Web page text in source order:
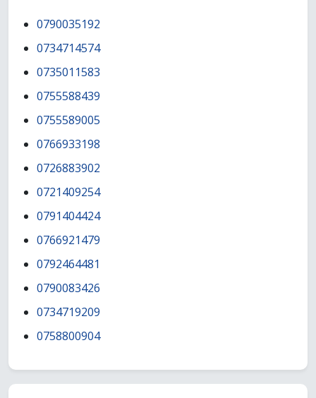
0790035192
0734714574
0735011583
0755588439
0755589005
0766933198
0726883902
0721409254
0791404424
0766921479
0792464481
0790083426
0734719209
0758800904